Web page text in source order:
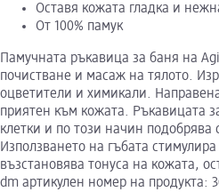
Оставя кожата гладка и
От 100% памук
Памучната ръкавица за баня на
почистване и масаж на тялото.
оцветители и химикали.
приятен към кожата. Ръкавицата
клетки и по този начин подобрява
Използването на гъбата
възстановява тонуса на кожата,
dm артикулен номер на продукта: